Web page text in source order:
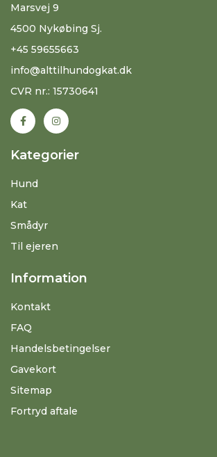
Marsvej 9
4500 Nykøbing Sj.
+45 59655663
info@alttilhundogkat.dk
CVR nr.: 15730641
Kategorier
Hund
Kat
Smådyr
Til ejeren
Information
Kontakt
FAQ
Handelsbetingelser
Gavekort
Sitemap
Fortryd aftale